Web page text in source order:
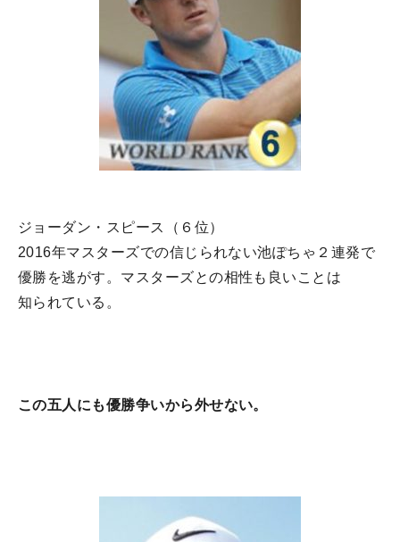
ジョーダン・スピース（６位）
2016年マスターズでの信じられない池ぽちゃ２連発で
優勝を逃がす。マスターズとの相性も良いことは
知られている。
この五人にも優勝争いから外せない。